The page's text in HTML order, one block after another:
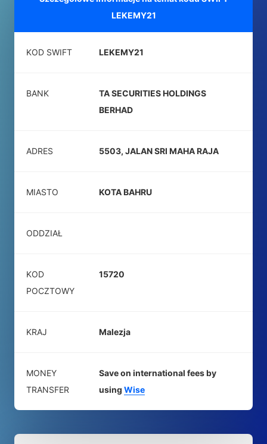
LEKEMY21
KOD SWIFT LEKEMY21
BANK
TA SECURITIES HOLDINGS
BERHAD
ADRES 5503, JALAN SRI MAHA RAJA
MIASTO KOTA BAHRU
ODDZIAŁ
KOD
POCZTOWY
15720
KRAJ Malezja
MONEY
TRANSFER
Save on international fees by
using Wise